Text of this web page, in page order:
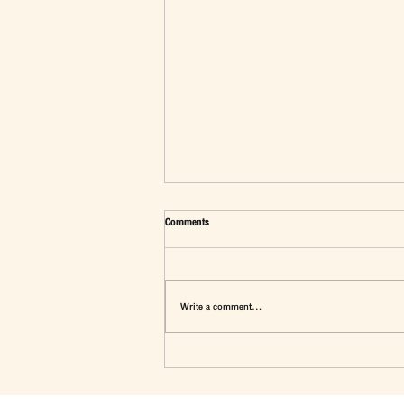
มุมมองต่อประเด็น"นักเรียนทุนรัฐบาลไทย"
Comments
Write a comment...